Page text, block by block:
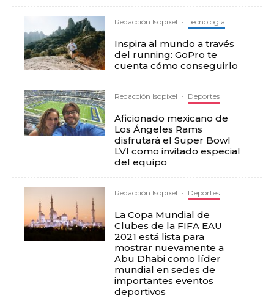
Redacción Isopixel · Tecnología
Inspira al mundo a través
del running: GoPro te
cuenta cómo conseguirlo
Redacción Isopixel · Deportes
Aficionado mexicano de
Los Ángeles Rams
disfrutará el Super Bowl
LVI como invitado especial
del equipo
Redacción Isopixel · Deportes
La Copa Mundial de
Clubes de la FIFA EAU
2021 está lista para
mostrar nuevamente a
Abu Dhabi como líder
mundial en sedes de
importantes eventos
deportivos